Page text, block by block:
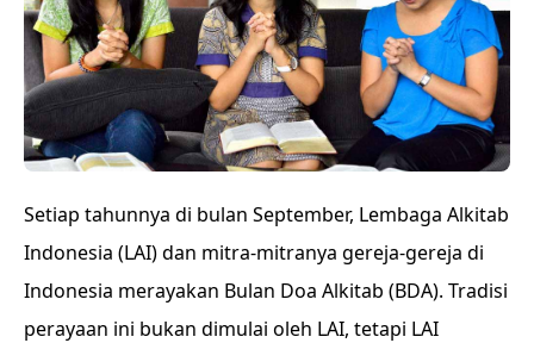
Setiap tahunnya di bulan September, Lembaga Alkitab
Indonesia (LAI) dan mitra-mitranya gereja-gereja di
Indonesia merayakan Bulan Doa Alkitab (BDA). Tradisi
perayaan ini bukan dimulai oleh LAI, tetapi LAI